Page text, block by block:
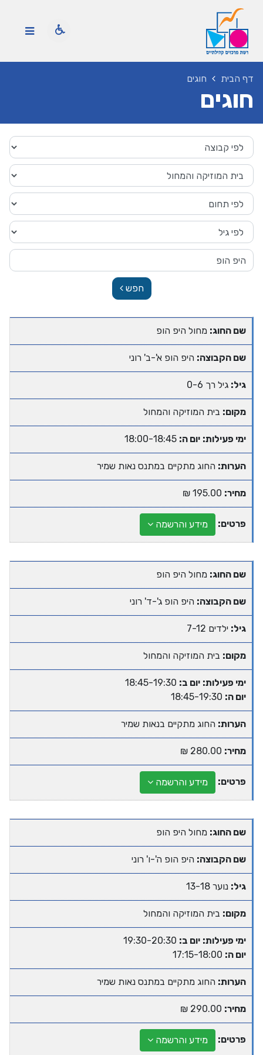
דף הבית חוגים
חוגים
חפש
שם החוג: מחול היפ הופ
שם הקבוצה: היפ הופ א'-ב' רוני
גיל: גיל רך 0-6
מקום: בית המוזיקה והמחול
ימי פעילות: יום ה:
הערות: החוג מתקיים במתנס נאות שמיר
מחיר:
פרטים: מידע והרשמה
שם החוג: מחול היפ הופ
שם הקבוצה: היפ הופ ג'-ד' רוני
גיל: ילדים 7-12
מקום: בית המוזיקה והמחול
ימי פעילות: יום ב:
יום ה:
הערות: החוג מתקיים בנאות שמיר
מחיר:
פרטים: מידע והרשמה
שם החוג: מחול היפ הופ
שם הקבוצה: היפ הופ ה'-ו' רוני
גיל: נוער 13-18
מקום: בית המוזיקה והמחול
ימי פעילות: יום ב:
יום ה:
הערות: החוג מתקיים במתנס נאות שמיר
מחיר:
פרטים: מידע והרשמה